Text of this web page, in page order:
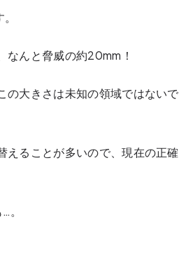
なんと脅威の約20mm！
の大きさは未知の領域ではないで
えることが多いので、現在の正確
。